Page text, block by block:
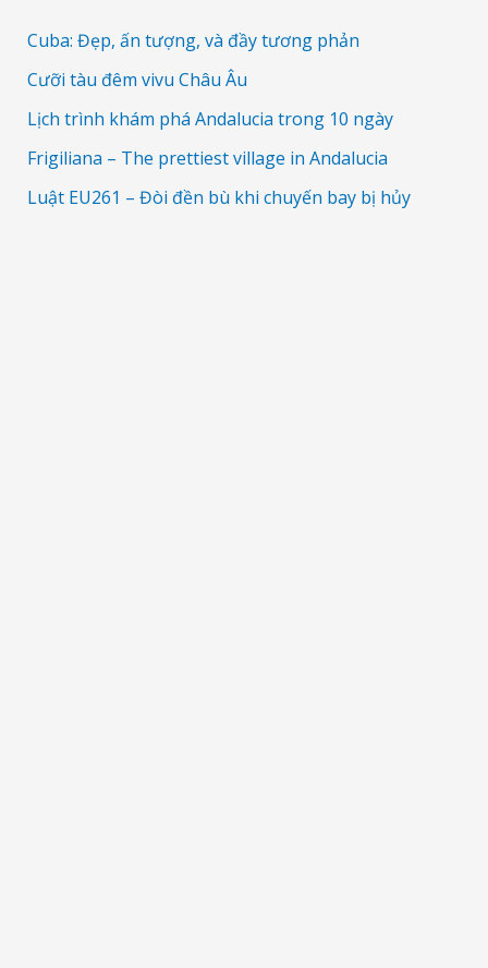
Cuba: Đẹp, ấn tượng, và đầy tương phản
Cưỡi tàu đêm vivu Châu Âu
Lịch trình khám phá Andalucia trong 10 ngày
Frigiliana – The prettiest village in Andalucia
Luật EU261 – Đòi đền bù khi chuyến bay bị hủy